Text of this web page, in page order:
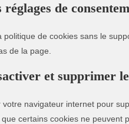
réglages de
politique de cookies sans le
de la page.
et supprimer
votre navigateur internet pour
certains cookies ne peuvent